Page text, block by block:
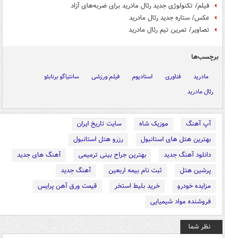
فیلم/ تکنولوژی جدید رئال مادرید برای ضربه‌های آزاد
عکس/ ستاره جدید رئال مادرید
تصاویر/ تمرین تیم رئال مادرید
برچسب‌ها
مادرید فناوری استادیوم فیلم ورزشی
سانتیاگو برنابئو
رئال مادرید
آپ آهنگ موزیک شاه
سایت تاریخ ایران
بهترین هتل های استانبول
رزرو هتل استانبول
دانلود آهنگ جدید
بهترین جراح بینی ترمیمی
آهنگ های جدید
پرشین هتل
ثبت نام بیمه اربعین
آهنگ جدید
مزایده خودرو
خرید بلیط استخر
قیمت ورق آهن پرایس
فروشنده مواد شیمیایی
نظر شما